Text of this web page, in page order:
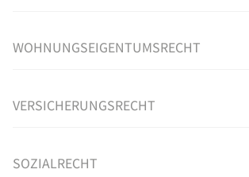
WOHNUNGSEIGENTUMSRECHT
VERSICHERUNGSRECHT
SOZIALRECHT